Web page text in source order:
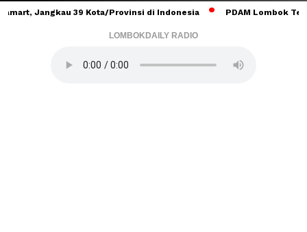
39 Kota/Provinsi di Indonesia PDAM Lombok Tengah
LOMBOKDAILY RADIO